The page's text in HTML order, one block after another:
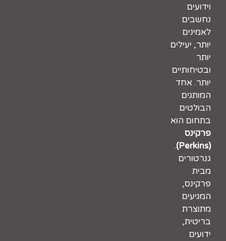
וידועים
נחשבים
לאמינים
יותר, יעילים
יותר
ובטיחותיים
יותר. אחד
המותגים
הבולטים
בתחום הוא
פרקינס
(Perkins)
.
גנרטורים
מבית
פרקינס,
המגיעים
מתוצרת
בריטית,
ידועים